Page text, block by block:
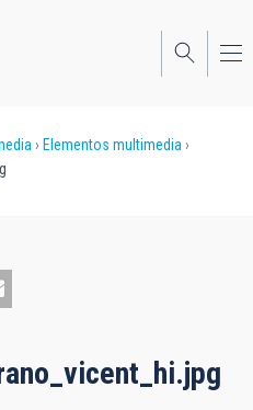
Elementos multimedia